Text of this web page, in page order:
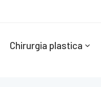
Chirurgia plastica